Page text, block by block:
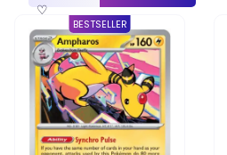
♡
BESTSELLER